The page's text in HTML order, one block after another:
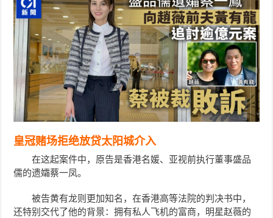
皇冠赌场拒绝放贷太阳城介入
在这起案件中，原告是香港名媛、亚视前执行董事盛品
儒的遗孀蔡一凤。
被告黄有龙则更加知名，在香港高等法院的判决书中，
还特别交代了他的背景：拥有私人飞机的富商，明星赵薇的